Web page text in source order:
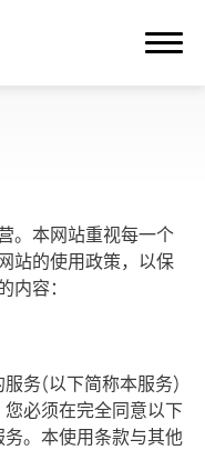
。本网站重视每一个
站的使用政策，以保
容：
务(以下简称本服务)
必须在完全同意以下
。本使用条款与其他